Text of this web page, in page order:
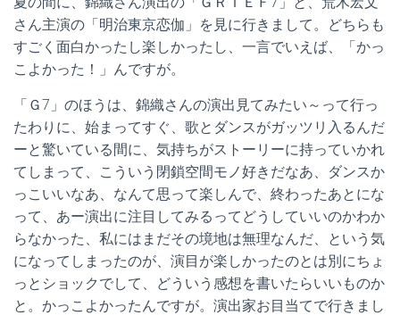
さん主演の「明治東京恋伽」を見に行きまして。どちらも
すごく面白かったし楽しかったし、一言でいえば、「かっ
こよかった！」んですが。
「Ｇ7」のほうは、錦織さんの演出見てみたい～って行っ
たわりに、始まってすぐ、歌とダンスがガッツリ入るんだ
ーと驚いている間に、気持ちがストーリーに持っていかれ
てしまって、こういう閉鎖空間モノ好きだなあ、ダンスか
っこいいなあ、なんて思って楽しんで、終わったあとにな
って、あー演出に注目してみるってどうしていいのかわか
らなかった、私にはまだその境地は無理なんだ、という気
になってしまったのが、演目が楽しかったのとは別にちょ
っとショックでして、どういう感想を書いたらいいものか
と。かっこよかったんですが。演出家お目当てで行きまし